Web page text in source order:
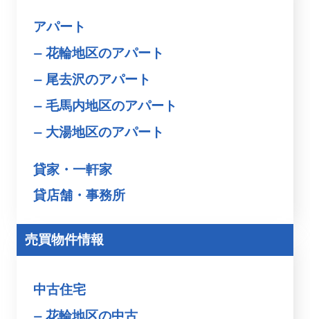
アパート
花輪地区のアパート
尾去沢のアパート
毛馬内地区のアパート
大湯地区のアパート
貸家・一軒家
貸店舗・事務所
売買物件情報
中古住宅
花輪地区の中古